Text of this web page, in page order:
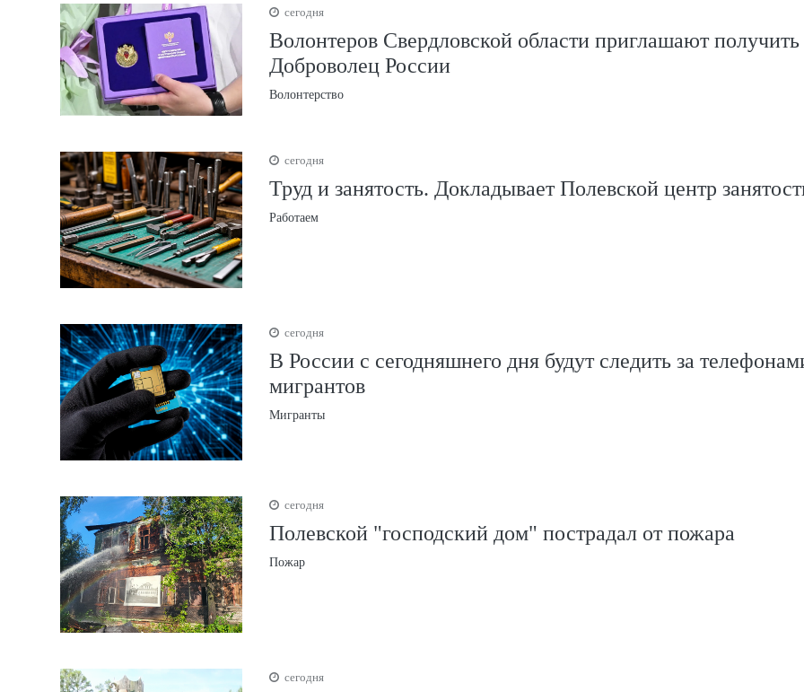
сегодня
Волонтеров Свердловской области приглашают получить
Доброволец России
Волонтерство
сегодня
Труд и занятость. Докладывает Полевской центр
Работаем
сегодня
В России с сегодняшнего дня будут следить за
мигрантов
Мигранты
сегодня
Полевской "господский дом" пострадал от пожара
Пожар
сегодня